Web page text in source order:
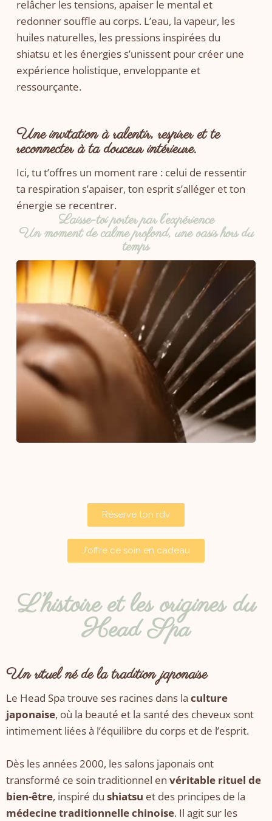
relâcher les tensions, apaiser le mental et
redonner souffle au corps. L’eau, la vapeur, les
huiles naturelles, les pressions inspirées du
shiatsu et les énergies s’unissent pour créer une
expérience holistique, enveloppante et
ressourçante.
Une invitation à ralentir, respirer et te
reconnecter à ta douceur intérieure.
Ici, tu t’offres un moment rare : celui de ressentir
ta respiration s’apaiser, ton esprit s’alléger et ton
énergie se recentrer.
Laisse-toi porter par l’expérience
Un moment de calme profond, une oasis hors du
temps
Réserve ton rdv
J'offre ce soin en cadeau
L’histoire et les origines du
Head Spa
Un rituel né de la tradition japonaise
Le Head Spa trouve ses racines dans la culture
japonaise, où la beauté et la santé des cheveux sont
intimement liées à l’équilibre du corps et de l’esprit.
Dès les années 2000, les salons japonais ont
transformé ce soin traditionnel en véritable rituel de
bien-être, inspiré du shiatsu et des principes de la
médecine traditionnelle chinoise. Il agit sur les